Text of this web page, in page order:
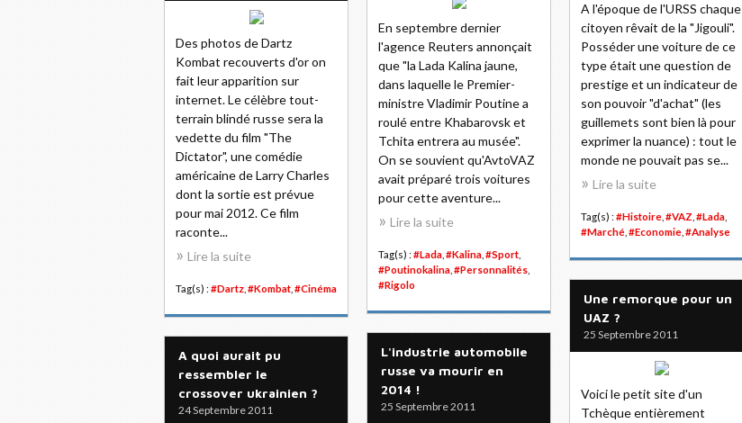
A l'époque de l'URSS chaque
citoyen rêvait de la "Jigouli".
Posséder une voiture de ce
type était une question de
prestige et un indicateur de
son pouvoir "d'achat" (les
guillemets sont bien là pour
exprimer la nuance) : tout le
monde ne pouvait pas se...
Lire la suite
Tag(s) : #Histoire #VAZ #Lada
#Marché #Economie #Analyse
En septembre dernier
l'agence Reuters annonçait
que "la Lada Kalina jaune,
dans laquelle le Premier-
ministre Vladimir Poutine a
roulé entre Khabarovsk et
Tchita entrera au musée".
On se souvient qu'AvtoVAZ
avait préparé trois voitures
pour cette aventure...
Lire la suite
Tag(s) : #Lada #Kalina #Sport
#Poutinokalina #Personnalités
#Rigolo
Des photos de Dartz
Kombat recouverts d'or on
fait leur apparition sur
internet. Le célèbre tout-
terrain blindé russe sera la
vedette du film "The
Dictator", une comédie
américaine de Larry Charles
dont la sortie est prévue
pour mai 2012. Ce film
raconte...
Lire la suite
Tag(s) : #Dartz #Kombat #Cinéma
Une remorque pour un
UAZ ?
25 Septembre 2011
Voici le petit site d'un
Tchèque entièrement
L'industrie automobile
russe va mourir en
2014 !
25 Septembre 2011
A quoi aurait pu
ressembler le
crossover ukrainien ?
24 Septembre 2011